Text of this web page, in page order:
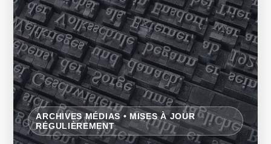
ARCHIVES MÉDIAS • MISES À JOUR
RÉGULIÈREMENT